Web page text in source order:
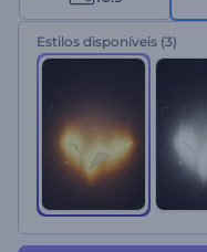
Estilos disponíveis (3)